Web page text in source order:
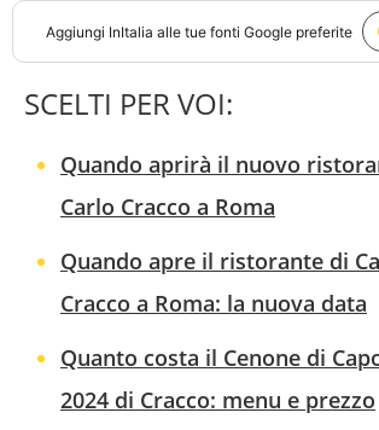
Aggiungi InItalia alle tue fonti Google preferite
SCELTI PER VOI:
Quando aprirà il nuovo
Carlo Cracco a Roma
Quando apre il ristorante di
Cracco a Roma: la nuova data
Quanto costa il Cenone di
2024 di Cracco: menu e prezzo